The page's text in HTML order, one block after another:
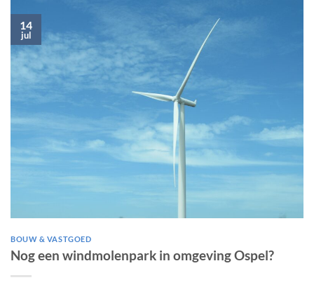
14
jul
BOUW & VASTGOED
Nog een windmolenpark in omgeving Ospel?